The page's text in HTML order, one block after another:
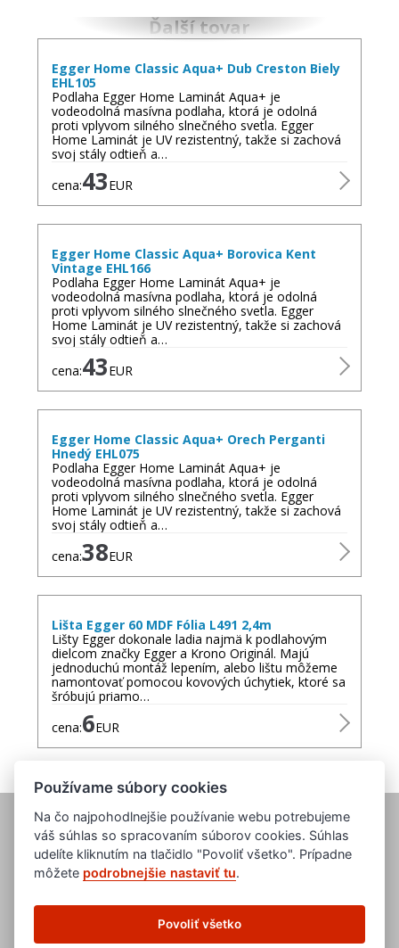
Ďalší tovar
Egger Home Classic Aqua+ Dub Creston Biely
EHL105
Podlaha Egger Home Laminát Aqua+ je
vodeodolná masívna podlaha, ktorá je odolná
proti vplyvom silného slnečného svetla. Egger
Home Laminát je UV rezistentný, takže si zachová
svoj stály odtieň a…
cena:43EUR
Egger Home Classic Aqua+ Borovica Kent
Vintage EHL166
Podlaha Egger Home Laminát Aqua+ je
vodeodolná masívna podlaha, ktorá je odolná
proti vplyvom silného slnečného svetla. Egger
Home Laminát je UV rezistentný, takže si zachová
svoj stály odtieň a…
cena:43EUR
Egger Home Classic Aqua+ Orech Perganti
Hnedý EHL075
Podlaha Egger Home Laminát Aqua+ je
vodeodolná masívna podlaha, ktorá je odolná
proti vplyvom silného slnečného svetla. Egger
Home Laminát je UV rezistentný, takže si zachová
svoj stály odtieň a…
cena:38EUR
Lišta Egger 60 MDF Fólia L491 2,4m
Lišty Egger dokonale ladia najmä k podlahovým
dielcom značky Egger a Krono Originál. Majú
jednoduchú montáž lepením, alebo lištu môžeme
namontovať pomocou kovových úchytiek, ktoré sa
šróbujú priamo…
cena:6EUR
www.edb.cz
www.edb.eu
Používame súbory cookies
Na čo najpohodlnejšie používanie webu potrebujeme
váš súhlas so spracovaním súborov cookies. Súhlas
udelíte kliknutím na tlačidlo "Povoliť všetko". Prípadne
môžete podrobnejšie nastaviť tu.
Povoliť všetko